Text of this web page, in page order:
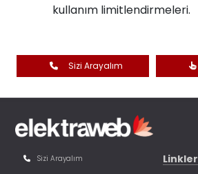
kullanım limitlendirmeleri.
Sizi Arayalım
Sizi Arayalım Linkler